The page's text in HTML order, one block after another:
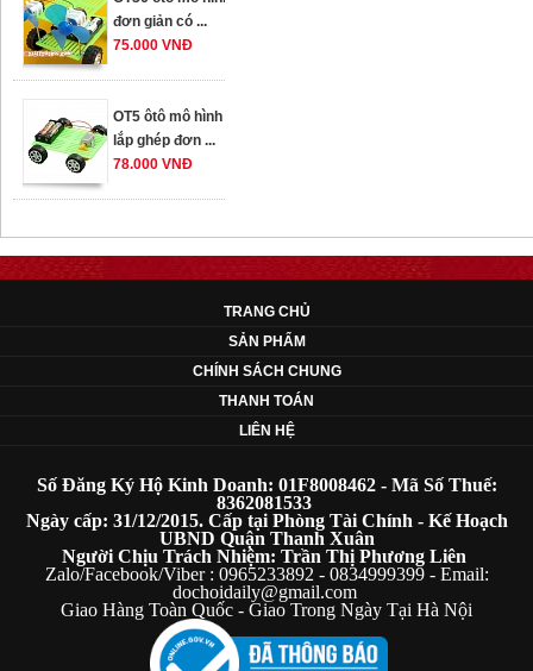
đơn giản có ...
75.000 VNĐ
OT5 ôtô mô hình
lắp ghép đơn ...
78.000 VNĐ
đơn giản cho ...
352.000 VNĐ
OT35 robot lắp
ráp nhấc chân di
OT36 oto mô hình
đơn giản có ...
75.000 VNĐ
OT5 ôtô mô hình
lắp ghép đơn ...
78.000 VNĐ
TRANG CHỦ
SẢN PHẨM
CHÍNH SÁCH CHUNG
THANH TOÁN
LIÊN HỆ
Số Đăng Ký Hộ Kinh Doanh: 01F8008462 - Mã Số Thuế:
8362081533
Ngày cấp: 31/12/2015. Cấp tại Phòng Tài Chính - Kế Hoạch
UBND Quận Thanh Xuân
Người Chịu Trách Nhiệm: Trần Thị Phương Liên
Zalo/Facebook/Viber : 0965233892 - 0834999399 - Email:
dochoidaily@gmail.com
Giao Hàng Toàn Quốc - Giao Trong Ngày Tại Hà Nội